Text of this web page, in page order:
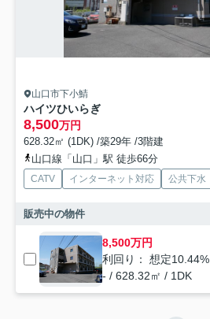
山口市下小鯖
ハイツひいらぎ
8,500万円
628.32㎡ (1DK) /築29年 /3階建
山口線「山口」駅 徒歩66分
CATV インターネット対応 公共下水
販売中の物件
8,500万円
利回り： 想定10.44%
- / 628.32㎡ / 1DK